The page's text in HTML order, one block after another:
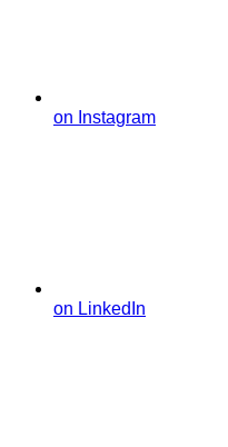
on Instagram
on LinkedIn